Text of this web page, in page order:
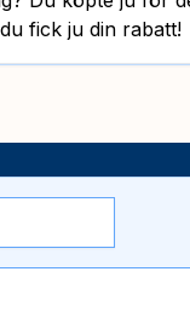
fick ju din rabatt!